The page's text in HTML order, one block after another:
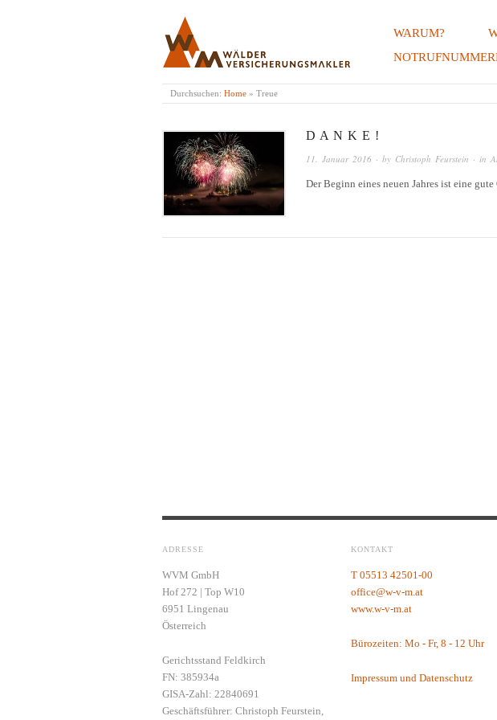
WÄLDER
WARUM?
Durchsuchen: Home » Treue
D A N K E !
11. Januar 2016 · by Christoph Feurstein · in
Der Beginn eines neuen Jahres ist eine gute
ADRESSE
WVM GmbH
Hof 272 | Top W10
6951 Lingenau
Österreich
Gerichtsstand Feldkirch
FN: 385934a
GISA-Zahl: 22840691
Geschäftsführer: Christoph Feurstein,
KONTAKT
T 05513 42501-00
office@w-v-m.at
www.w-v-m.at
Bürozeiten: Mo - Fr, 8 - 12 Uhr
Impressum und Datenschutz